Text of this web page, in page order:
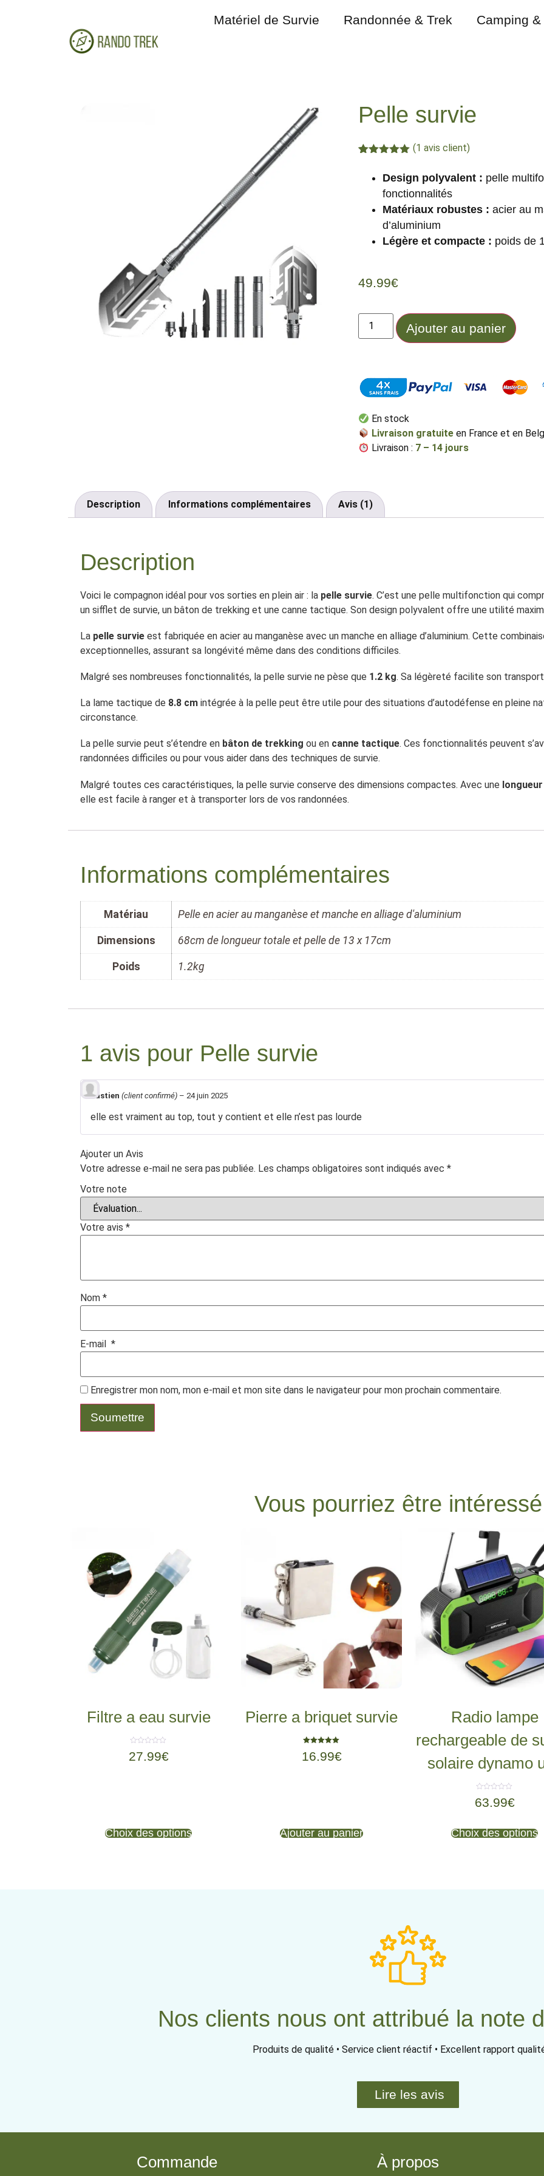
Matériel de Survie Randonnée & Trek Camping
Pelle survie
sur 5
basé sur
notation
(1 avis client)
Design polyvalent : pelle
fonctionnalités
Matériaux robustes : acier au
d’aluminium
Légère et compacte : poids de
49.99€
Ajouter au panier
En stock
Livraison gratuite en France et en
Livraison : 7 – 14 jours
Description Informations complémentaires Avis (1)
Description
Voici le compagnon idéal pour vos sorties en plein air : la pelle survie. C’est une pelle multifonction qui
un sifflet de survie, un bâton de trekking et une canne tactique. Son design polyvalent offre une utilité
La pelle survie est fabriquée en acier au manganèse avec un manche en alliage d’aluminium. Cette
exceptionnelles, assurant sa longévité même dans des conditions difficiles.
Malgré ses nombreuses fonctionnalités, la pelle survie ne pèse que 1.2 kg. Sa légèreté facilite son
La lame tactique de 8.8 cm intégrée à la pelle peut être utile pour des situations d’autodéfense en pleine
circonstance.
La pelle survie peut s’étendre en bâton de trekking ou en canne tactique. Ces fonctionnalités peuvent
randonnées difficiles ou pour vous aider dans des techniques de survie.
Malgré toutes ces caractéristiques, la pelle survie conserve des dimensions compactes. Avec une
elle est facile à ranger et à transporter lors de vos randonnées.
Informations complémentaires
Matériau Pelle en acier au manganèse et manche en alliage d'aluminium
Dimensions 68cm de longueur totale et pelle de 13 x 17cm
Poids 1.2kg
1 avis pour Pelle survie
bastien (client confirmé) – 24 juin 2025
elle est vraiment au top, tout y contient et elle n’est pas lourde
Ajouter un Avis
Votre adresse e-mail ne sera pas publiée. Les champs obligatoires sont indiqués avec *
Votre note
Votre avis *
Nom *
E-mail *
Enregistrer mon nom, mon e-mail et mon site dans le navigateur pour mon prochain commentaire.
Vous pourriez être
Filtre a eau survie
0
sur
27.99€
Choix des options
Pierre a briquet survie
5.00
sur 5
16.99€
Ajouter au panier
Radio lampe
rechargeable de
solaire dynamo
0
sur
63.99€
Choix des options
Nos clients nous ont attribué la note
Produits de qualité • Service client réactif • Excellent rapport
Lire les avis
Commande À propos